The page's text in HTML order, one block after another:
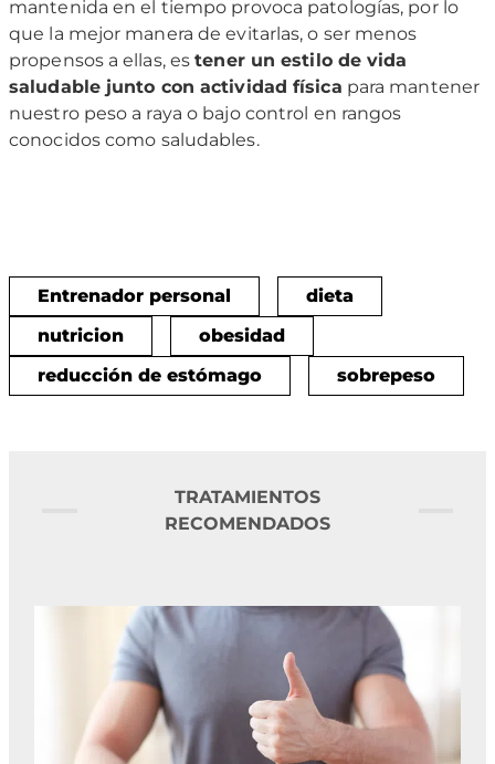
mantenida en el tiempo provoca patologías, por lo
que la mejor manera de evitarlas, o ser menos
propensos a ellas, estener un estilo de vida
saludable junto con actividad física para mantener
nuestro peso a raya o bajo control en rangos
conocidos como saludables.
Entrenador personal
dieta
nutricion
obesidad
reducción de estómago
sobrepeso
TRATAMIENTOS
RECOMENDADOS